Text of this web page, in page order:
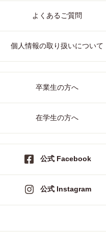
よくあるご質問
個人情報の取り扱いについて
卒業生の方へ
在学生の方へ
公式 Facebook
公式 Instagram